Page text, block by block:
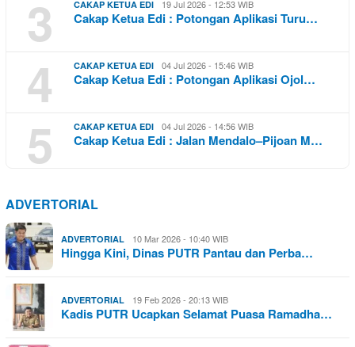
3 CAKAP KETUA EDI 19 Jul 2026 - 12:53 WIB
Cakap Ketua Edi : Potongan Aplikasi Turu…
4 CAKAP KETUA EDI 04 Jul 2026 - 15:46 WIB
Cakap Ketua Edi : Potongan Aplikasi Ojol…
5 CAKAP KETUA EDI 04 Jul 2026 - 14:56 WIB
Cakap Ketua Edi : Jalan Mendalo–Pijoan M…
ADVERTORIAL
ADVERTORIAL 10 Mar 2026 - 10:40 WIB
Hingga Kini, Dinas PUTR Pantau dan Perba…
ADVERTORIAL 19 Feb 2026 - 20:13 WIB
Kadis PUTR Ucapkan Selamat Puasa Ramadha…